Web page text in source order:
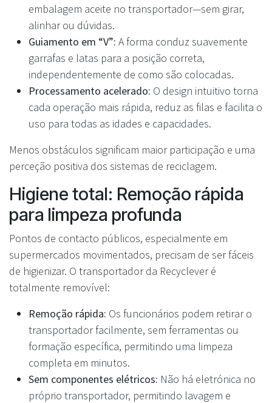
embalagem aceite no transportador—sem girar,
alinhar ou dúvidas.
Guiamento em “V”: A forma conduz suavemente
garrafas e latas para a posição correta,
independentemente de como são colocadas.
Processamento acelerado: O design intuitivo torna
cada operação mais rápida, reduz as filas e facilita o
uso para todas as idades e capacidades.
Menos obstáculos significam maior participação e uma
perceção positiva dos sistemas de reciclagem.
Higiene total: Remoção rápida
para limpeza profunda
Pontos de contacto públicos, especialmente em
supermercados movimentados, precisam de ser fáceis
de higienizar. O transportador da Recyclever é
totalmente removível:
Remoção rápida: Os funcionários podem retirar o
transportador facilmente, sem ferramentas ou
formação específica, permitindo uma limpeza
completa em minutos.
Sem componentes elétricos: Não há eletrónica no
próprio transportador, permitindo lavagem e